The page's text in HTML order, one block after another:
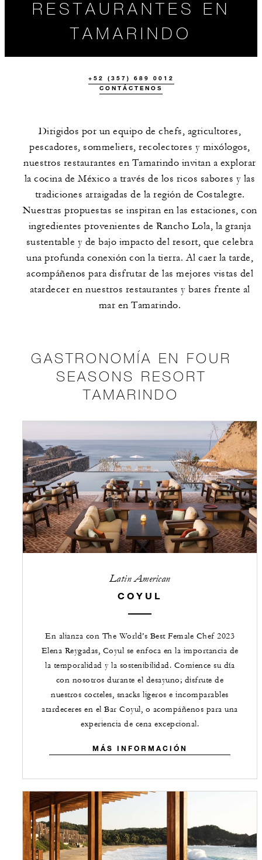
RESTAURANTES EN
TAMARINDO
EN FOUR
RESORT
TAMARINDO
+52 (357) 689 0012
CONTÁCTENOS
Dirigidos por un equipo de chefs, agricultores,
pescadores, sommeliers, recolectores y mixólogos,
nuestros restaurantes en Tamarindo invitan a explorar
la cocina de México a través de los ricos sabores y las
tradiciones arraigadas de la región de Costalegre.
Nuestras propuestas se inspiran en las estaciones, con
ingredientes provenientes de Rancho Lola, la granja
sustentable y de bajo impacto del resort, que celebra
una profunda conexión con la tierra. Al caer la tarde,
acompáñenos para disfrutar de las mejores vistas del
atardecer en nuestros restaurantes y bares frente al
mar en Tamarindo.
GASTRONOMÍA EN FOUR
SEASONS RESORT
TAMARINDO
Latin American
COYUL
En alianza con The World’s Best Female Chef 2023
Elena Reygadas, Coyul se enfoca en la importancia de
la temporalidad y la sostenibilidad. Comience su día
con nosotros durante el desayuno; disfrute de
nuestros cocteles, snacks ligeros e incomparables
atardeceres en el Bar Coyul, o acompáñenos para una
experiencia de cena excepcional.
MÁS INFORMACIÓN